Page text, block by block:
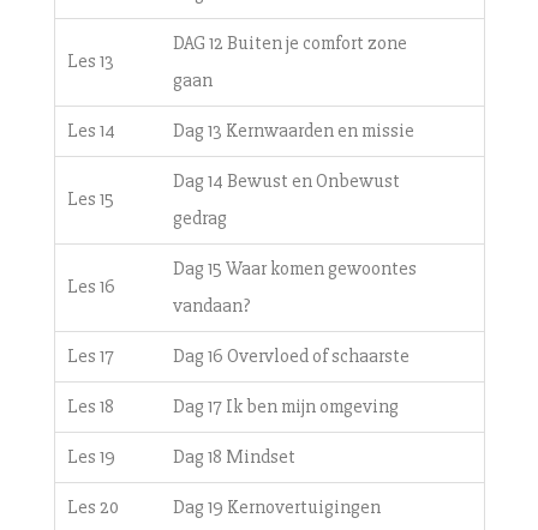
Les 13
DAG 12 Buiten je comfort zone
gaan
Les 14 Dag 13 Kernwaarden en missie
Les 15
Dag 14 Bewust en Onbewust
gedrag
Les 16
Dag 15 Waar komen gewoontes
vandaan?
Les 17 Dag 16 Overvloed of schaarste
Les 18 Dag 17 Ik ben mijn omgeving
Les 19 Dag 18 Mindset
Les 20 Dag 19 Kernovertuigingen